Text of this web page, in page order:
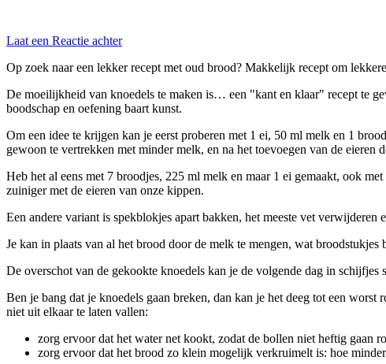
Laat een Reactie achter
Op zoek naar een lekker recept met oud brood? Makkelijk recept om
De moeilijkheid van knoedels te maken is… een "kant en klaar" recept te
boodschap en oefening baart kunst.
Om een idee te krijgen kan je eerst proberen met 1 ei, 50 ml melk en 1
gewoon te vertrekken met minder melk, en na het toevoegen van de eieren
Heb het al eens met 7 broodjes, 225 ml melk en maar 1 ei gemaakt, ook
zuiniger met de eieren van onze kippen.
Een andere variant is spekblokjes apart bakken, het meeste vet verwijderen
Je kan in plaats van al het brood door de melk te mengen, wat
De overschot van de gekookte knoedels kan je de volgende dag in schijfjes
Ben je bang dat je knoedels gaan breken, dan kan je het deeg tot een
niet uit elkaar te laten vallen:
zorg ervoor dat het water net kookt, zodat de bollen niet heftig gaan
zorg ervoor dat het brood zo klein mogelijk verkruimelt is: hoe